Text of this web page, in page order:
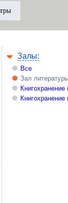
Залы:
Все
Зал